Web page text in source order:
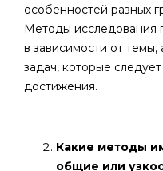
особенностей разных
Методы исследования
в зависимости от
задач, которые
достижения.
Какие методы
общие или